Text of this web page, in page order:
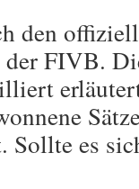
den
FIVB.
Sollte es